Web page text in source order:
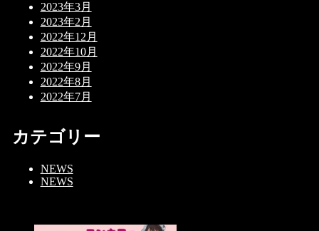
2023年3月
2023年2月
2022年12月
2022年10月
2022年9月
2022年8月
2022年7月
カテゴリー
NEWS
NEWS